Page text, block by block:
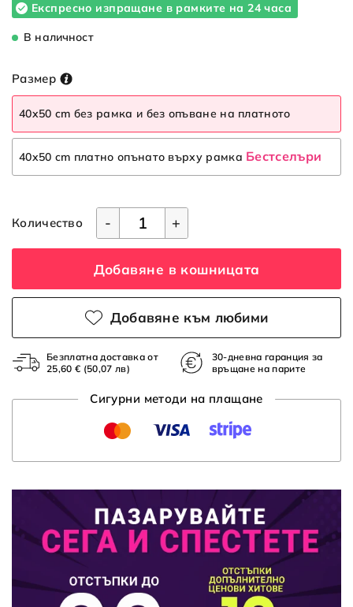
Експресно изпращане в рамките на 24 часа
В наличност
Размер
40x50 cm без рамка и без опъване на платното
40x50 cm платно опънато върху рамка Бестселъри
Количество - +
Добавяне в кошницата
Добавяне към любими
Безплатна доставка от
25,60 € (50,07 лв)
30-дневна гаранция за
връщане на парите
Сигурни методи на плащане